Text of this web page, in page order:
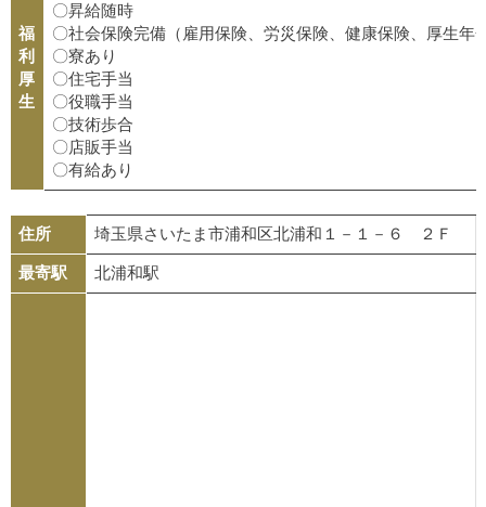
福
利
厚
生
〇昇給随時
〇社会保険完備（雇用保険、労災保険、健康保険、厚生年
〇寮あり
〇住宅手当
〇役職手当
〇技術歩合
〇店販手当
〇有給あり
住所 埼玉県さいたま市浦和区北浦和１－１－６ ２Ｆ
最寄駅 北浦和駅